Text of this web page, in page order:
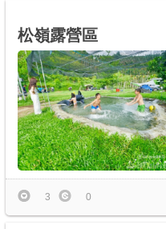
松嶺露營區
3 0